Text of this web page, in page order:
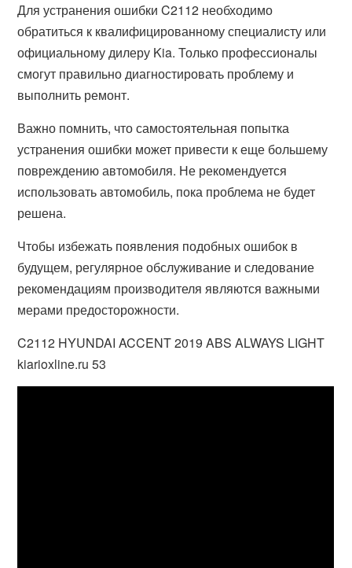
Для устранения ошибки C2112 необходимо
обратиться к квалифицированному специалисту или
официальному дилеру Kia. Только профессионалы
смогут правильно диагностировать проблему и
выполнить ремонт.
Важно помнить, что самостоятельная попытка
устранения ошибки может привести к еще большему
повреждению автомобиля. Не рекомендуется
использовать автомобиль, пока проблема не будет
решена.
Чтобы избежать появления подобных ошибок в
будущем, регулярное обслуживание и следование
рекомендациям производителя являются важными
мерами предосторожности.
C2112 HYUNDAI ACCENT 2019 ABS ALWAYS LIGHT
kiarioxline.ru 53